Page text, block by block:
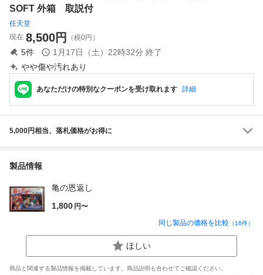
SOFT 外箱 取説付
任天堂
現在 8,500円 （税0円）
5件 1月17日（土）22時32分 終了
やや傷や汚れあり
あなただけの特別なクーポンを受け取れます 詳細
5,000円相当、落札価格がお得に
製品情報
亀の恩返し
1,800 円〜
同じ製品の価格を比較 （16件）
ほしい
商品と関連する製品情報を掲載しています。商品説明も合わせてご確認ください。